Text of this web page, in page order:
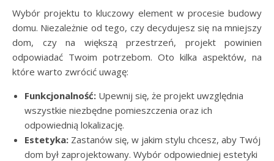
Wybór projektu to kluczowy element w procesie budowy
domu. Niezależnie od tego, czy decydujesz się na mniejszy
dom, czy na większą przestrzeń, projekt powinien
odpowiadać Twoim potrzebom. Oto kilka aspektów, na
które warto zwrócić uwagę:
Funkcjonalność: Upewnij się, że projekt uwzględnia
wszystkie niezbędne pomieszczenia oraz ich
odpowiednią lokalizację.
Estetyka: Zastanów się, w jakim stylu chcesz, aby Twój
dom był zaprojektowany. Wybór odpowiedniej estetyki